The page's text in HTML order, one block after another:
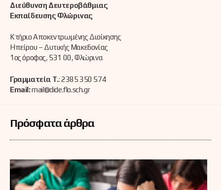
Διεύθυνση Δευτεροβάθμιας
Εκπαίδευσης Φλώρινας
Κτήριο Αποκεντρωμένης Διοίκησης
Ηπείρου – Δυτικής Μακεδονίας
1ος όροφος, 531 00, Φλώρινα
Γραμματεία Τ.: 2385 350 574
Email:mail@dide.flo.sch.gr
Πρόσφατα άρθρα